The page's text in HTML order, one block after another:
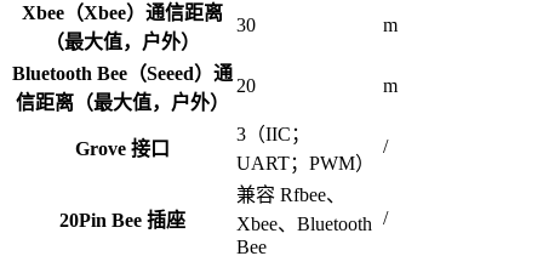
Xbee（Xbee）通信距离
（最大值，户外）
30 m
Bluetooth Bee（Seeed）通
信距离（最大值，户外）
20 m
Grove 接口
3（IIC；
UART；PWM）
/
20Pin Bee 插座
兼容 Rfbee、
Xbee、Bluetooth
Bee
/